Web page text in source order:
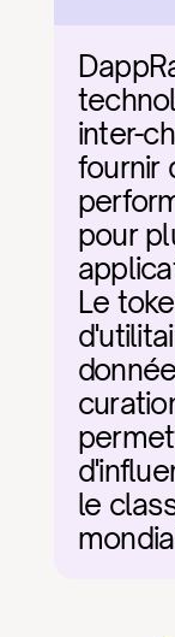
inter-
fournir
pour
Le
le